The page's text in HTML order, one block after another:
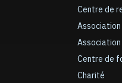
Centre de
Centre de
Charité